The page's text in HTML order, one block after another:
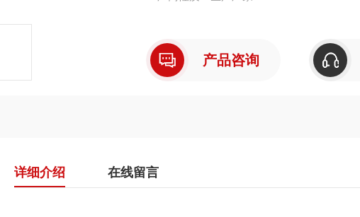
产品咨询
详细介绍 在线留言